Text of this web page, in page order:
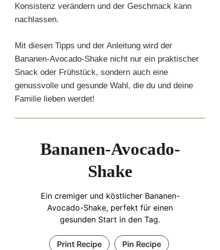
Konsistenz verändern und der Geschmack kann
nachlassen.
Mit diesen Tipps und der Anleitung wird der
Bananen-Avocado-Shake nicht nur ein praktischer
Snack oder Frühstück, sondern auch eine
genussvolle und gesunde Wahl, die du und deine
Familie lieben werdet!
Bananen-Avocado-
Shake
Ein cremiger und köstlicher Bananen-
Avocado-Shake, perfekt für einen
gesunden Start in den Tag.
Print Recipe Pin Recipe